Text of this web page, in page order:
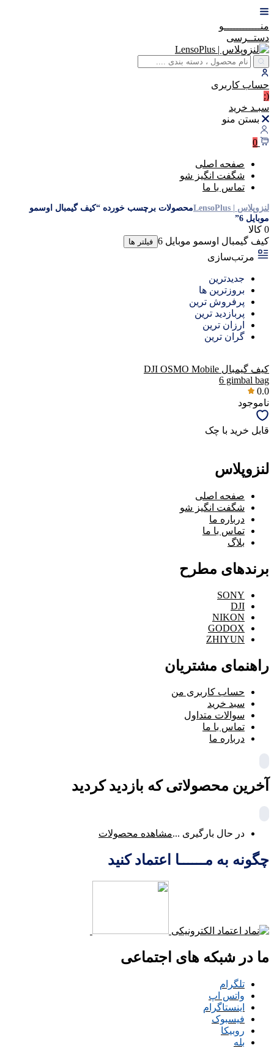
منــــــــــــو
دستــرسی
حساب کاربری
(:
سبـد خرید
بستن منو
0
صفحه اصلی
شگفت انگیز شو
تماس با ما
لنزوپلاس | LensoPlus
محصولات برچسب خورده “کیف گیمبال اوسمو
موبایل 6”
0 کالا
کیف گیمبال اوسمو موبایل 6
فیلتر ها
مرتب‌سازی
جدیدترین
بروزترین ها
پرفروش ترین
پربازدید ترین
ارزان ترین
گران ترین
کیف گیمبال DJI OSMO Mobile
6 gimbal bag
0.0
ناموجود
قابل خرید با چک
لنزوپلاس
صفحه اصلی
شگفت انگیز شو
درباره ما
تماس با ما
بلاگ
برندهای مطرح
SONY
DJI
NIKON
GODOX
ZHIYUN
راهنمای مشتریان
حساب کاربری من
سبد خرید
سوالات متداول
تماس با ما
درباره ما
آخرین محصولاتی که بازدید کردید
در حال بارگیری ...مشاهده محصولات
چگونه به مــــــا اعتماد کنید
ما در شبکه های اجتماعی
تلگرام
واتس اپ
اینستاگرام
فیسبوک
روبیکا
بله